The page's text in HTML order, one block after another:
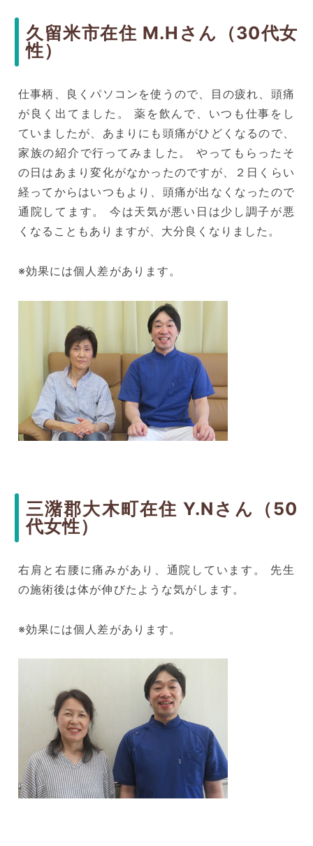
久留米市在住 M.Hさん（30代女
性）
仕事柄、良くパソコンを使うので、目の疲れ、頭痛
が良く出てました。 薬を飲んで、いつも仕事をし
ていましたが、あまりにも頭痛がひどくなるので、
家族の紹介で行ってみました。 やってもらったそ
の日はあまり変化がなかったのですが、２日くらい
経ってからはいつもより、頭痛が出なくなったので
通院してます。 今は天気が悪い日は少し調子が悪
くなることもありますが、大分良くなりました。
※効果には個人差があります。
三潴郡大木町在住 Y.Nさん（50
代女性）
右肩と右腰に痛みがあり、通院しています。 先生
の施術後は体が伸びたような気がします。
※効果には個人差があります。